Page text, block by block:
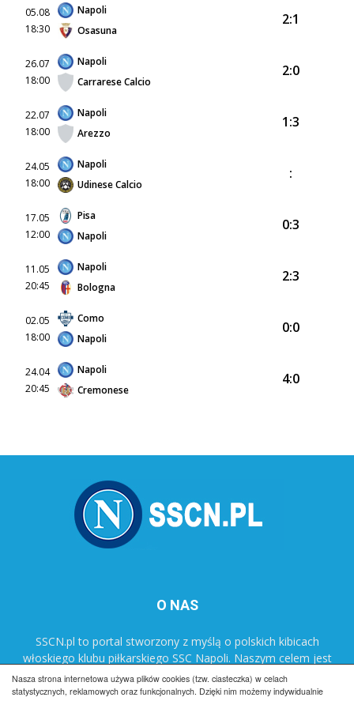
Nasza strona internetowa używa plików cookies (tzw. ciasteczka) w celach
statystycznych, reklamowych oraz funkcjonalnych. Dzięki nim możemy indywidualnie
05.08
18:30
Napoli
Osasuna
2:1
26.07
18:00
Napoli
Carrarese Calcio
2:0
22.07
18:00
Napoli
Arezzo
1:3
24.05
18:00
Napoli
Udinese Calcio
:
17.05
12:00
Pisa
Napoli
0:3
11.05
20:45
Napoli
Bologna
2:3
02.05
18:00
Como
Napoli
0:0
24.04
20:45
Napoli
Cremonese
4:0
O NAS
SSCN.pl to portal stworzony z myślą o polskich kibicach
włoskiego klubu piłkarskiego SSC Napoli. Naszym celem jest
popularyzacja klubu w Polsce oraz dostarczanie najnowszych
informacji dotyczących zespołu Azzurrich.